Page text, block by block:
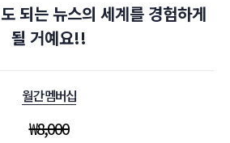
되는 뉴스의 세계를 경험하게
될 거예요!!
월간 멤버십
₩8,000